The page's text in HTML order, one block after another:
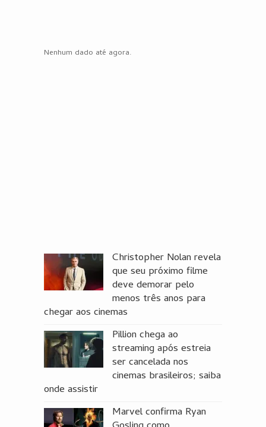
Nenhum dado até agora.
Christopher Nolan revela
que seu próximo filme
deve demorar pelo
menos três anos para
chegar aos cinemas
Pillion chega ao
streaming após estreia
ser cancelada nos
cinemas brasileiros; saiba
onde assistir
Marvel confirma Ryan